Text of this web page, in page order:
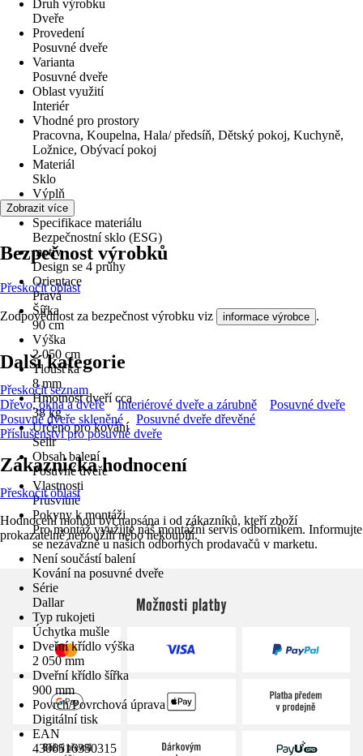
Druh výrobku
Dveře
Provedení
Posuvné dveře
Varianta
Posuvné dveře
Oblast využití
Interiér
Vhodné pro prostory
Pracovna, Koupelna, Hala/ předsíň, Dětský pokoj, Kuchyně,
Ložnice, Obývací pokoj
Materiál
Sklo
Výplň
Sklo
Specifikace materiálu
Bezpečnostní sklo (ESG)
motiv
Design se 4 pruhy
Orientace
Pravá
Šířka
90 cm
Výška
2 050 cm
Tloušťka
8 mm
Hmotnost dveří cca
38 kg
Určeno pro kování
Selir
Obsah balení
Posuvné dveře
Vlastnosti
Průsvitné
Pokyny k montáži
Pro montáž využijte náš montážní servis odborníkem. Informujte
se nezávazně u našich odborných prodavačů v marketu.
Není součástí balení
Kování na posuvné dveře
Série
Dallar
Typ rukojeti
Úchytka mušle
Dveřní křídlo výška
2 050 mm
Dveřní křídlo šířka
900 mm
Povrch/Povrchová úprava
Digitální tisk
EAN
4306516350315
Zobrazit více
Bezpečnost výrobků
Přeskočit oblast
Zodpovědnost za bezpečnost výrobku viz informace výrobce .
Další kategorie
Přeskočit seznam
Dřevo, okna a dveře
Interiérové dveře a zárubně
Posuvné dveře
Posuvné dveře skleněné
Posuvné dveře dřevěné
Příslušenství pro posuvné dveře
Zákaznická hodnocení
Přeskočit oblast
Hodnocení mohou být napsána i od zákazníků, kteří zboží
prokazatelně nepoužili nebo nekoupili.
Možnosti platby